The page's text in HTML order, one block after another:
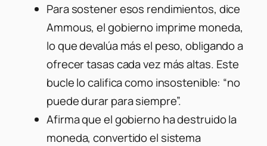
Para sostener esos rendimientos, dice
Ammous, el gobierno imprime moneda,
lo que devalúa más el peso, obligando a
ofrecer tasas cada vez más altas. Este
bucle lo califica como insostenible: “no
puede durar para siempre”.
Afirma que el gobierno ha destruido la
moneda, convertido el sistema